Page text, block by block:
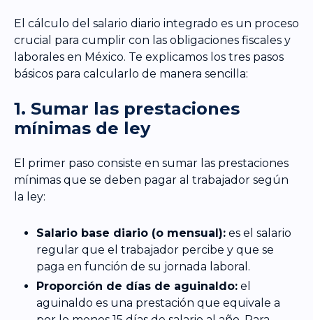
El cálculo del salario diario integrado es un proceso
crucial para cumplir con las obligaciones fiscales y
laborales en México. Te explicamos los tres pasos
básicos para calcularlo de manera sencilla:
1. Sumar las prestaciones
mínimas de ley
El primer paso consiste en sumar las prestaciones
mínimas que se deben pagar al trabajador según
la ley:
Salario base diario (o mensual): es el salario
regular que el trabajador percibe y que se
paga en función de su jornada laboral.
Proporción de días de aguinaldo: el
aguinaldo es una prestación que equivale a